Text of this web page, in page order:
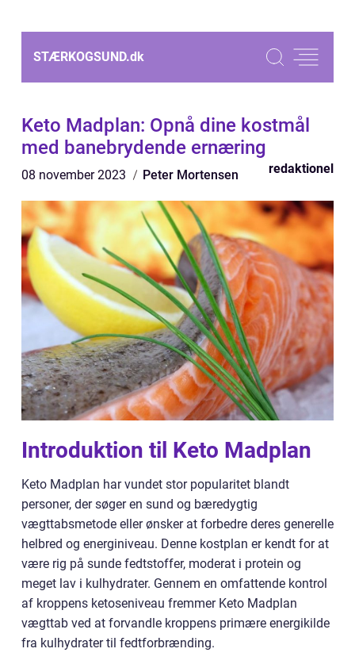
STÆRKOGSUND.dk
Keto Madplan: Opnå dine kostmål
med banebrydende ernæring
08 november 2023 Peter Mortensen redaktionel
Introduktion til Keto Madplan
Keto Madplan har vundet stor popularitet blandt
personer, der søger en sund og bæredygtig
vægttabsmetode eller ønsker at forbedre deres generelle
helbred og energiniveau. Denne kostplan er kendt for at
være rig på sunde fedtstoffer, moderat i protein og
meget lav i kulhydrater. Gennem en omfattende kontrol
af kroppens ketoseniveau fremmer Keto Madplan
vægttab ved at forvandle kroppens primære energikilde
fra kulhydrater til fedtforbrænding.